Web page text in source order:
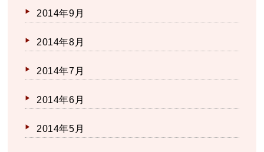
2014年9月
2014年8月
2014年7月
2014年6月
2014年5月